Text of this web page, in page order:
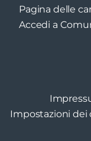
Pagina delle
Accedi a
Impostazioni dei